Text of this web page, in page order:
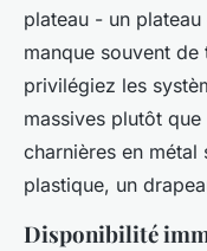
plateau - un
manque souvent de
privilégiez les
massives plutôt
charnières en métal
plastique, un
Disponibilité